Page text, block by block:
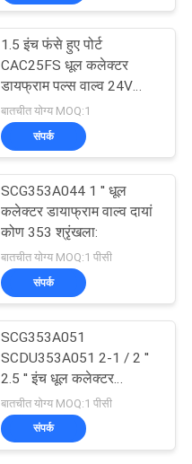
1.5 इंच फंसे हुए पोर्ट
CAC25FS धूल कलेक्टर
डायफ्राम पल्स वाल्व 24V
डीसी 220V एसी
बातचीत योग्य MOQ:1
संपर्क
SCG353A044 1 '' धूल
कलेक्टर डायाफ्राम वाल्व दायां
कोण 353 श्रृंखला:
बातचीत योग्य MOQ:1 पीसी
संपर्क
SCG353A051
SCDU353A051 2-1 / 2 ''
2.5 '' इंच धूल कलेक्टर
डायाफ्राम वाल्व
बातचीत योग्य MOQ:1 पीसी
संपर्क